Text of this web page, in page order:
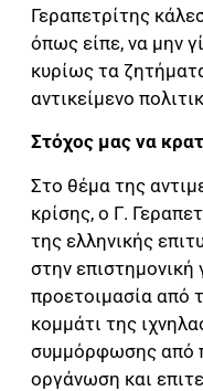
Γεραπετρίτης
όπως είπε, να μην
κυρίως τα
αντικείμενο
Στόχος μας να
Στο θέμα της
κρίσης, ο Γ.
της ελληνικής
στην
προετοιμασία από
κομμάτι της
συμμόρφωσης από
οργάνωση και